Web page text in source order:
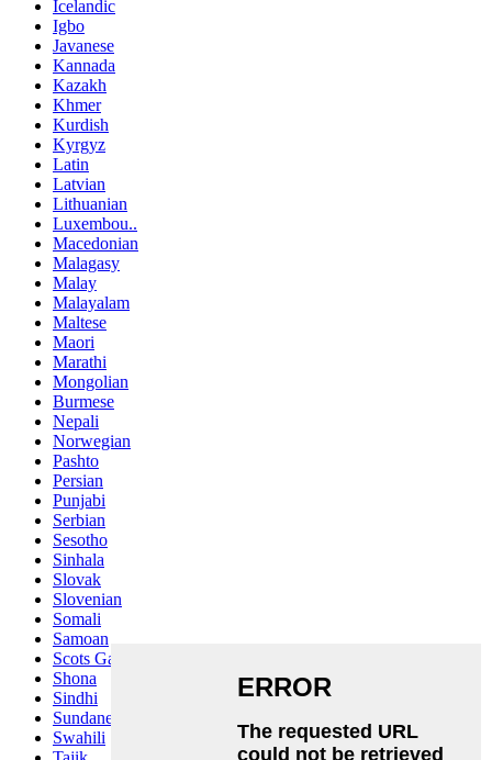
Icelandic
Igbo
Javanese
Kannada
Kazakh
Khmer
Kurdish
Kyrgyz
Latin
Latvian
Lithuanian
Luxembou..
Macedonian
Malagasy
Malay
Malayalam
Maltese
Maori
Marathi
Mongolian
Burmese
Nepali
Norwegian
Pashto
Persian
Punjabi
Serbian
Sesotho
Sinhala
Slovak
Slovenian
Somali
Samoan
Scots Gaelic
Shona
Sindhi
Sundanese
Swahili